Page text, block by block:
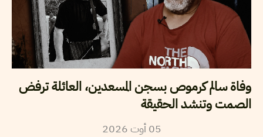
وفاة سالم كرموص بسجن المسعدين، العائلة ترفض
الصمت وتنشد الحقيقة
05 أوت2026